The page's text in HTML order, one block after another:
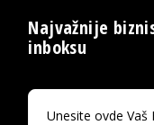
Najvažnije
inboksu